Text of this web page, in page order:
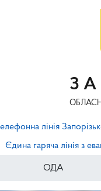
лінія
Єдина гаряча лінія з
ОДА